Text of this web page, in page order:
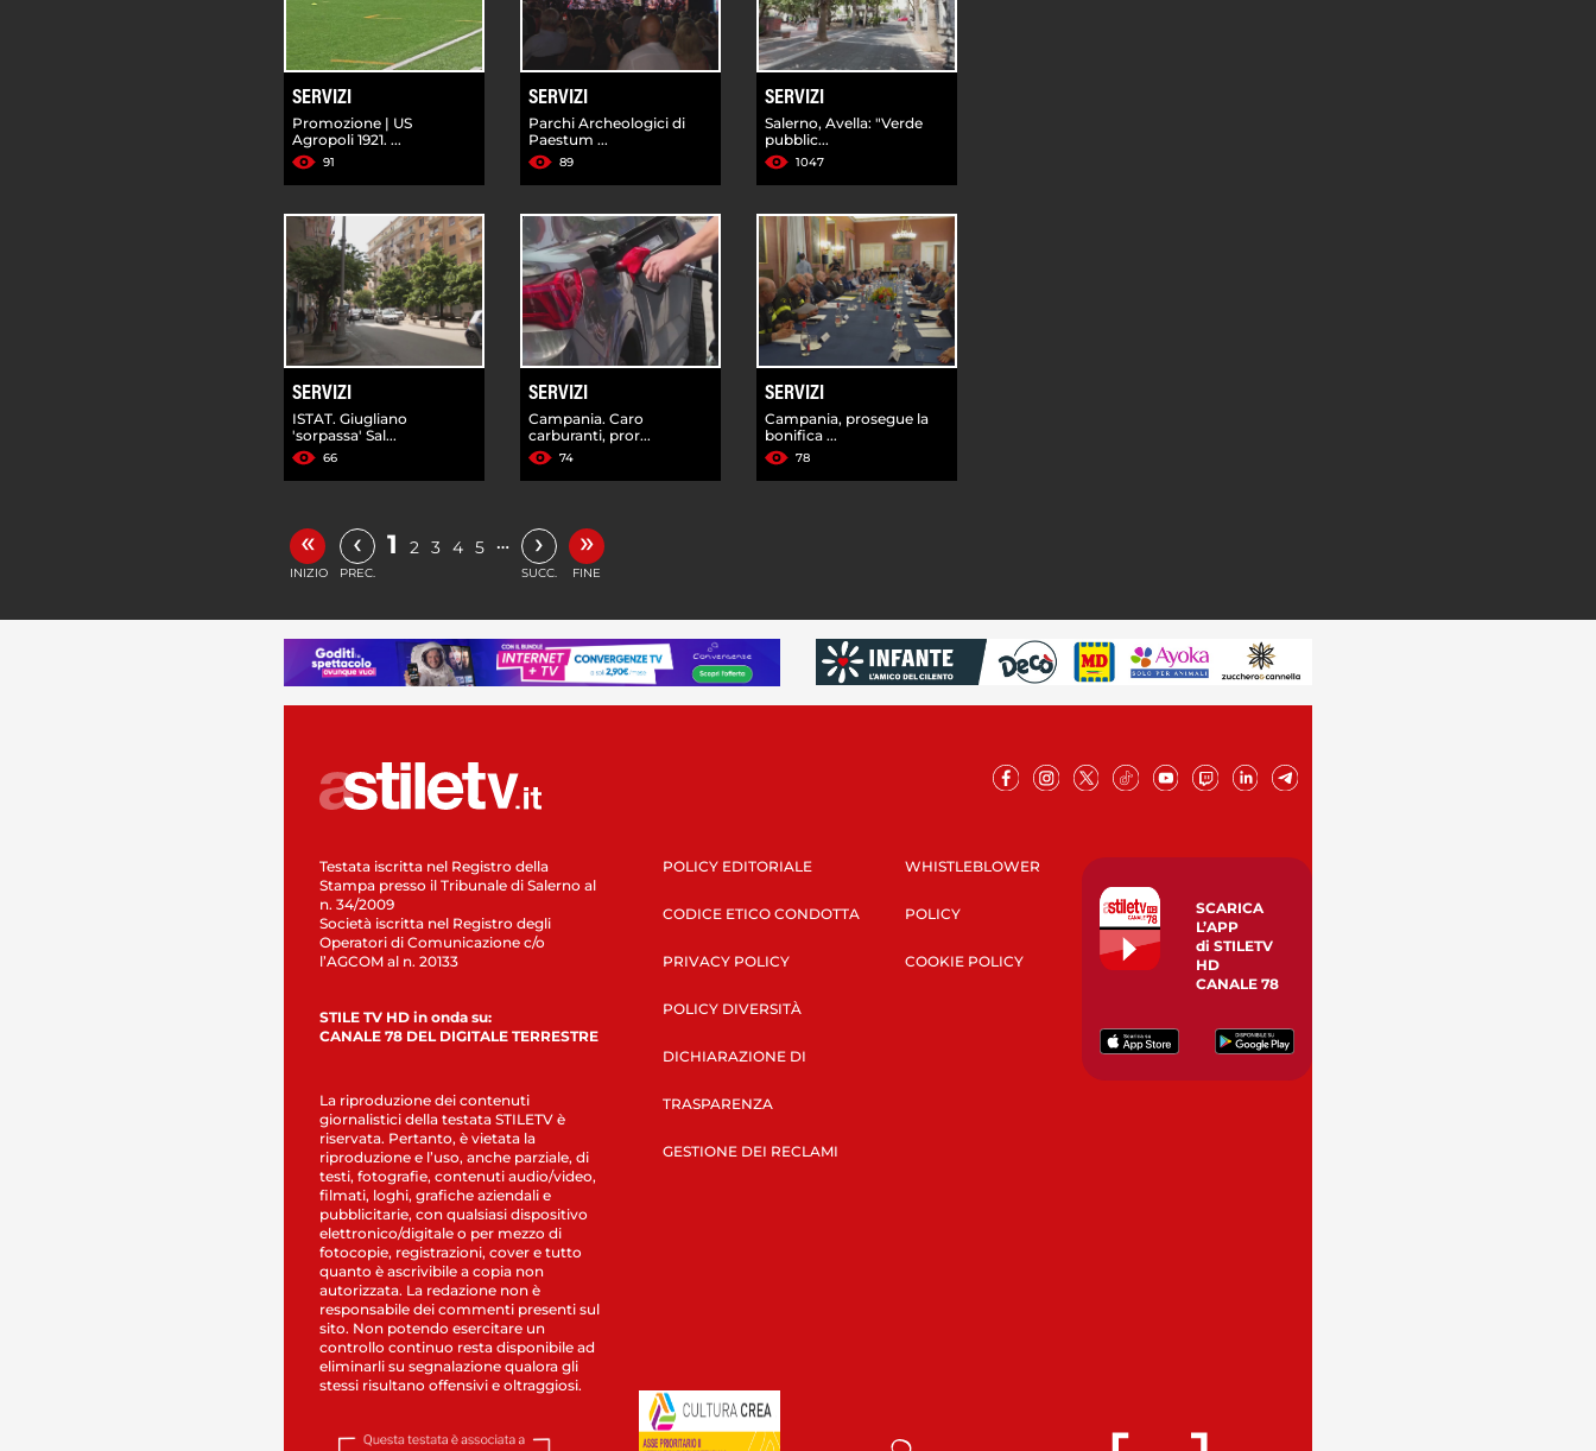
SERVIZI
Promozione | US
Agropoli 1921. ...
91
SERVIZI
Parchi Archeologici di
Paestum ...
89
SERVIZI
Salerno, Avella: "Verde
pubblic...
1047
SERVIZI
ISTAT. Giugliano
'sorpassa' Sal...
66
SERVIZI
Campania. Caro
carburanti, pror...
74
SERVIZI
Campania, prosegue la
bonifica ...
78
«
INIZIO
‹
PREC.
1 2 3 4 5 … ›
SUCC.
»
FINE
Testata iscritta nel Registro della
Stampa presso il Tribunale di Salerno al
n. 34/2009
Società iscritta nel Registro degli
Operatori di Comunicazione c/o
l’AGCOM al n. 20133
STILE TV HD in onda su:
CANALE 78 DEL DIGITALE TERRESTRE
La riproduzione dei contenuti
giornalistici della testata STILETV è
riservata. Pertanto, è vietata la
riproduzione e l’uso, anche parziale, di
testi, fotografie, contenuti audio/video,
filmati, loghi, grafiche aziendali e
pubblicitarie, con qualsiasi dispositivo
elettronico/digitale o per mezzo di
fotocopie, registrazioni, cover e tutto
quanto è ascrivibile a copia non
autorizzata. La redazione non è
responsabile dei commenti presenti sul
sito. Non potendo esercitare un
controllo continuo resta disponibile ad
eliminarli su segnalazione qualora gli
stessi risultano offensivi e oltraggiosi.
POLICY EDITORIALE
CODICE ETICO CONDOTTA
PRIVACY POLICY
POLICY DIVERSITÀ
DICHIARAZIONE DI
TRASPARENZA
GESTIONE DEI RECLAMI
WHISTLEBLOWER
POLICY
COOKIE POLICY
SCARICA
L’APP
di STILETV
HD
CANALE 78